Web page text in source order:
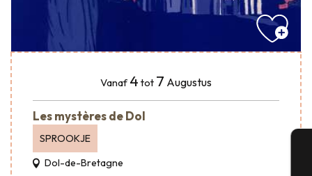
Vanaf4 tot 7 Augustus
Les mystères de Dol
SPROOKJE
Dol-de-Bretagne